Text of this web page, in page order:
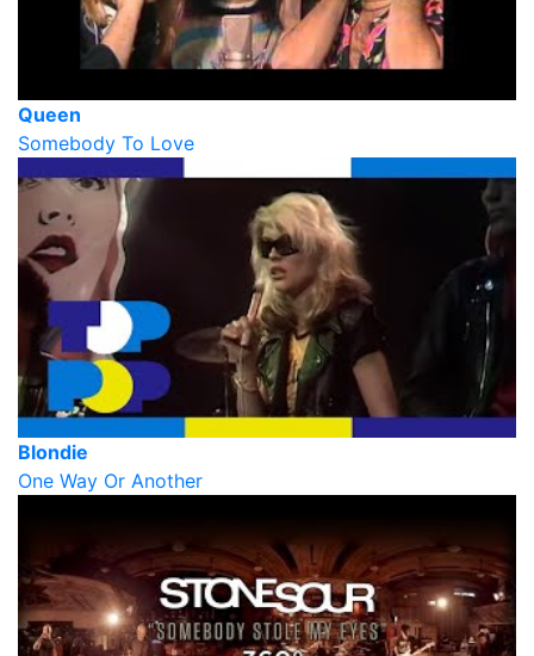
Queen
Somebody To Love
Blondie
One Way Or Another